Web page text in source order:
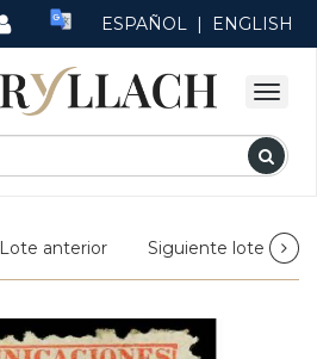
ESPAÑOL | ENGLISH
Lote anterior Siguiente lote